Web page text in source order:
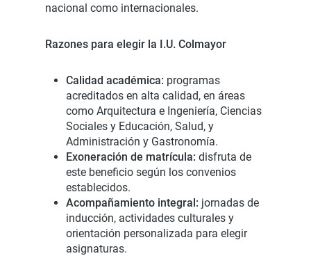
nacional como internacionales.
Razones para elegir la I.U. Colmayor
Calidad académica: programas
acreditados en alta calidad, en áreas
como Arquitectura e Ingeniería, Ciencias
Sociales y Educación, Salud, y
Administración y Gastronomía.
Exoneración de matrícula: disfruta de
este beneficio según los convenios
establecidos.
Acompañamiento integral: jornadas de
inducción, actividades culturales y
orientación personalizada para elegir
asignaturas.